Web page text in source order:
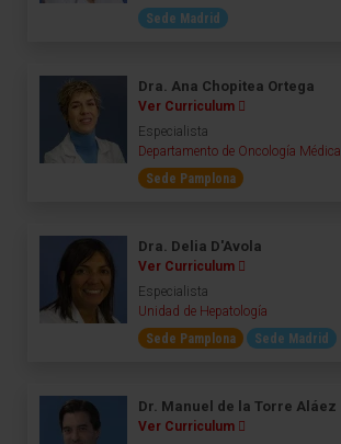
Sede Madrid
Dra. Ana Chopitea Ortega
Ver Curriculum
Especialista
Departamento de Oncología Médica
Sede Pamplona
Dra. Delia D'Avola
Ver Curriculum
Especialista
Unidad de Hepatología
Sede Pamplona
Sede Madrid
Dr. Manuel de la Torre Aláez
Ver Curriculum